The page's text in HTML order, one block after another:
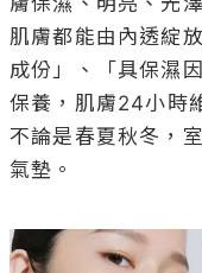
肌膚都能由內透綻
成份」、「具保濕
保養，肌膚24小時
不論是春夏秋冬，
氣墊。